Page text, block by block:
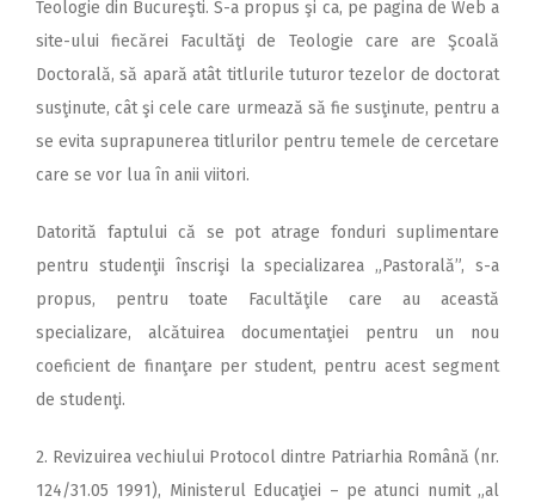
Teologie din Bucureşti. S-a propus şi ca, pe pagina de Web a
site-ului fiecărei Facultăţi de Teologie care are Şcoală
Doctorală, să apară atât titlurile tuturor tezelor de doctorat
susţinute, cât şi cele care urmează să fie susţinute, pentru a
se evita suprapunerea titlurilor pentru temele de cercetare
care se vor lua în anii viitori.
Datorită faptului că se pot atrage fonduri suplimentare
pentru studenţii înscrişi la specializarea „Pastorală”, s-a
propus, pentru toate Facultăţile care au această
specializare, alcătuirea documentaţiei pentru un nou
coeficient de finanţare per student, pentru acest segment
de studenţi.
2. Revizuirea vechiului Protocol dintre Patriarhia Română (nr.
124/31.05 1991), Ministerul Educaţiei – pe atunci numit „al